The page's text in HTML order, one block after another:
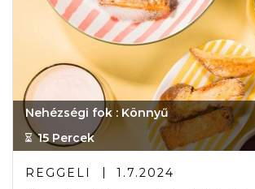
Nehézségi fok : Könnyű
15 Percek
REGGELI 1.7.2024